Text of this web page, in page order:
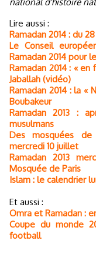
Lire aussi :
Ramadan 2014 : du
Le Conseil
Ramadan 2014 pour
Ramadan 2014 : «
Jaballah (vidéo)
Ramadan 2014 : la «
Boubakeur
Ramadan 2013 :
musulmans
Des mosquées de
mercredi 10 juillet
Ramadan 2013
Mosquée de Paris
Islam : le calendrier
Et aussi :
Omra et Ramadan :
Coupe du monde
football